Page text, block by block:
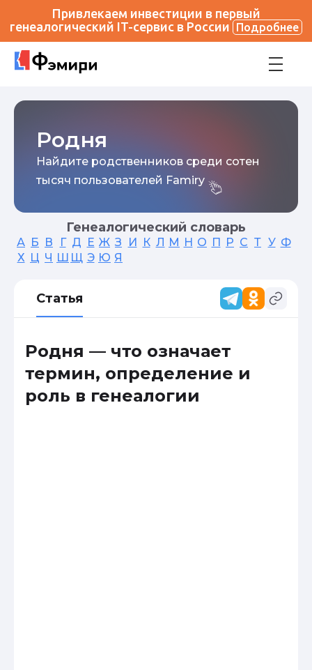
Привлекаем инвестиции в первый
генеалогический IT-сервис в России
Подробнее
Родня
Найдите родственников среди сотен
тысяч пользователей Famiry
Генеалогический словарь
А Б В Г Д Е Ж З И К Л М Н О П Р С Т У Ф
Х Ц Ч Ш Щ Э Ю Я
Статья
Родня — что означает
термин, определение и
роль в генеалогии